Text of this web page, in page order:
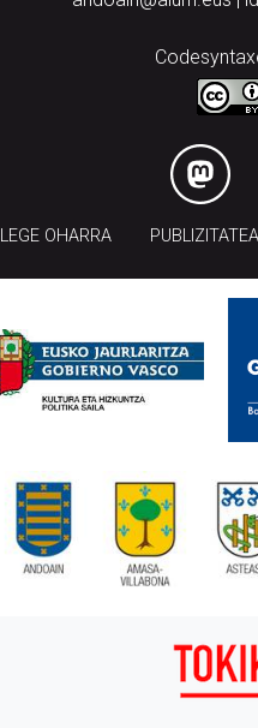
LEGE OHARRA PUBLIZITATEA